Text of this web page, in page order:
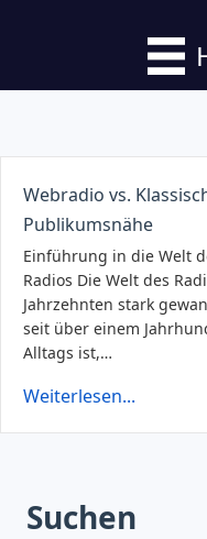
Webradio vs.
Publikumsnähe
Einführung in die Welt
Radios Die Welt des
Jahrzehnten stark
seit über einem
Alltags ist,…
Weiterlesen...
Suchen